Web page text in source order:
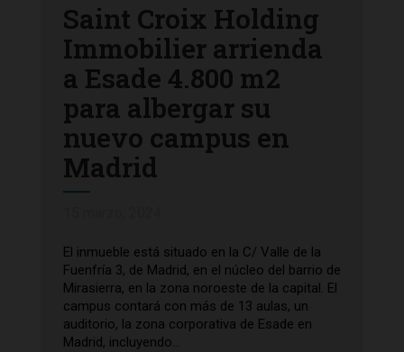
Saint Croix Holding
Immobilier arrienda
a Esade 4.800 m2
para albergar su
nuevo campus en
Madrid
El inmueble está situado en la C/ Valle de la
Fuenfría 3, de Madrid, en el núcleo del barrio de
Mirasierra, en la zona noroeste de la capital. El
campus contará con más de 13 aulas, un
auditorio, la zona corporativa de Esade en
Madrid, incluyendo...